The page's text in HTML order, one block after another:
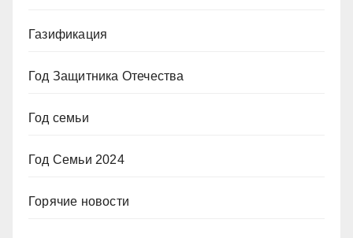
Газификация
Год Защитника Отечества
Год семьи
Год Семьи 2024
Горячие новости